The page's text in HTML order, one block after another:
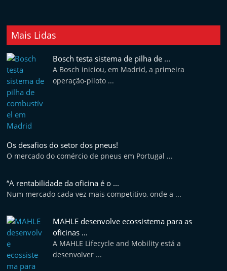
Mais Lidas
Bosch testa sistema de pilha de ...
A Bosch iniciou, em Madrid, a primeira
operação-piloto ...
Os desafios do setor dos pneus!
O mercado do comércio de pneus em Portugal ...
“A rentabilidade da oficina é o ...
Num mercado cada vez mais competitivo, onde a ...
MAHLE desenvolve ecossistema para as
oficinas ...
A MAHLE Lifecycle and Mobility está a
desenvolver ...